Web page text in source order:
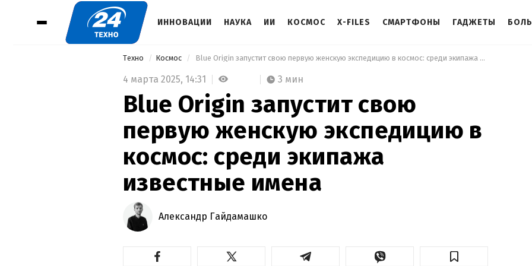
ИННОВАЦИИ НАУКА ИИ КОСМОС X-FILES СМАРТФОНЫ ГАДЖЕТЫ
Техно Космос Blue Origin запустит свою первую женскую экспедицию в космос: среди экипажа известные имена
4 марта 2025, 14:31 3 мин
Blue Origin запустит свою
первую женскую экспедицию в
космос: среди экипажа
известные имена
Александр Гайдамашко